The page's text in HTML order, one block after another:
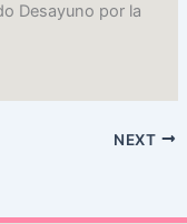
Desayuno por la
NEXT